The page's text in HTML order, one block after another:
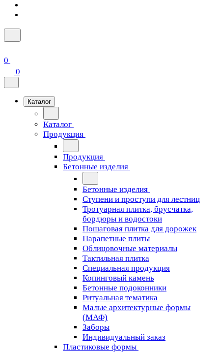
0
0
Каталог
Каталог
Продукция
Продукция
Бетонные изделия
Бетонные изделия
Ступени и проступи для лестниц
Тротуарная плитка, брусчатка,
бордюры и водостоки
Пошаговая плитка для дорожек
Парапетные плиты
Облицовочные материалы
Тактильная плитка
Специальная продукция
Копинговый камень
Бетонные подоконники
Ритуальная тематика
Малые архитектурные формы
(МАФ)
Заборы
Индивидуальный заказ
Пластиковые формы